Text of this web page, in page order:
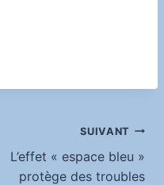
SUIVANT
L’effet « espace bleu »
protège des troubles